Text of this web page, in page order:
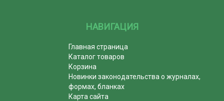
НАВИГАЦИЯ
Главная страница
Каталог товаров
Корзина
Новинки законодательства о журналах,
формах, бланках
Карта сайта